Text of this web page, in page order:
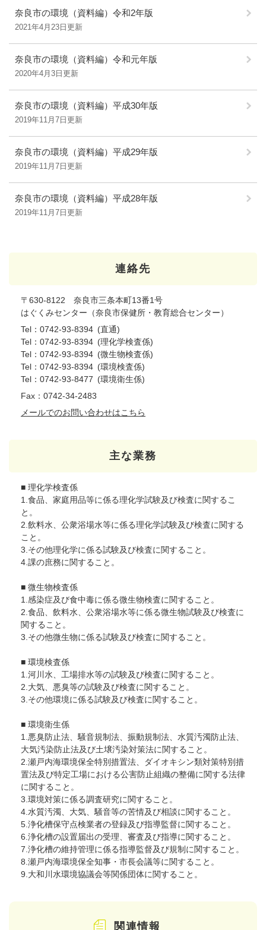
奈良市の環境（資料編）令和2年版
2021年4月23日更新
奈良市の環境（資料編）令和元年版
2020年4月3日更新
奈良市の環境（資料編）平成30年版
2019年11月7日更新
奈良市の環境（資料編）平成29年版
2019年11月7日更新
奈良市の環境（資料編）平成28年版
2019年11月7日更新
連絡先
〒630-8122 奈良市三条本町13番1号
はぐくみセンター（奈良市保健所・教育総合センター）
Tel：0742-93-8394
直通
Tel：0742-93-8394
理化学検査係
Tel：0742-93-8394
微生物検査係
Tel：0742-93-8394
環境検査係
Tel：0742-93-8477
環境衛生係
Fax：0742-34-2483
メールでのお問い合わせはこちら
主な業務
■ 理化学検査係
1.食品、家庭用品等に係る理化学試験及び検査に関するこ
と。
2.飲料水、公衆浴場水等に係る理化学試験及び検査に関する
こと。
3.その他理化学に係る試験及び検査に関すること。
4.課の庶務に関すること。
■ 微生物検査係
1.感染症及び食中毒に係る微生物検査に関すること。
2.食品、飲料水、公衆浴場水等に係る微生物試験及び検査に
関すること。
3.その他微生物に係る試験及び検査に関すること。
■ 環境検査係
1.河川水、工場排水等の試験及び検査に関すること。
2.大気、悪臭等の試験及び検査に関すること。
3.その他環境に係る試験及び検査に関すること。
■ 環境衛生係
1.悪臭防止法、騒音規制法、振動規制法、水質汚濁防止法、
大気汚染防止法及び土壌汚染対策法に関すること。
2.瀬戸内海環境保全特別措置法、ダイオキシン類対策特別措
置法及び特定工場における公害防止組織の整備に関する法律
に関すること。
3.環境対策に係る調査研究に関すること。
4.水質汚濁、大気、騒音等の苦情及び相談に関すること。
5.浄化槽保守点検業者の登録及び指導監督に関すること。
6.浄化槽の設置届出の受理、審査及び指導に関すること。
7.浄化槽の維持管理に係る指導監督及び規制に関すること。
8.瀬戸内海環境保全知事・市長会議等に関すること。
9.大和川水環境協議会等関係団体に関すること。
関連情報